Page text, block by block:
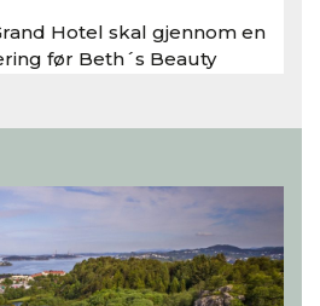
Hotel skal gjennom en
før Beth´s Beauty